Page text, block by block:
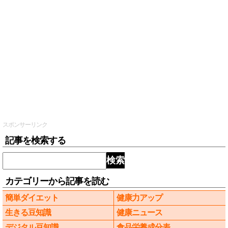
スポンサーリンク
記事を検索する
検索
カテゴリーから記事を読む
簡単ダイエット
健康力アップ
生きる豆知識
健康ニュース